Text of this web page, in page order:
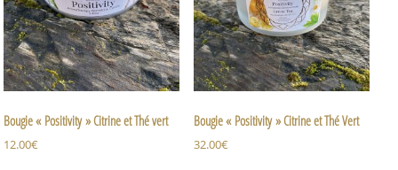
Bougie « Positivity » Citrine et Thé vert
12.00€
Bougie « Positivity » Citrine et Thé Vert
32.00€